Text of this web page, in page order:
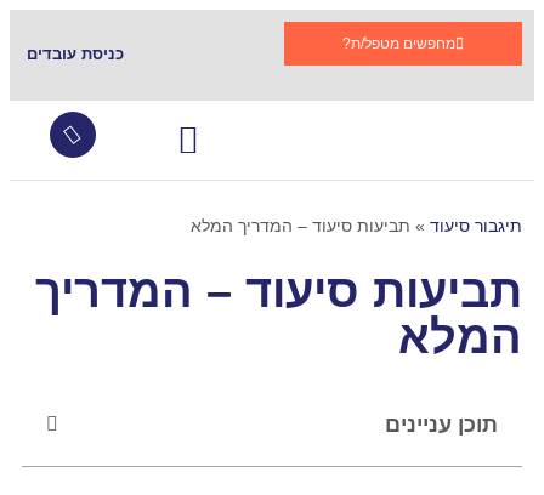
מחפשים מטפל/ת?
כניסת עובדים
תיגבור סיעוד » תביעות סיעוד – המדריך המלא
תביעות סיעוד – המדריך
המלא
תוכן עניינים